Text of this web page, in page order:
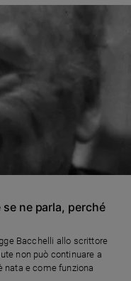
il testo per l'attuazione
ne parla, perché
Bacchelli allo scrittore
non può continuare a
nata e come funziona